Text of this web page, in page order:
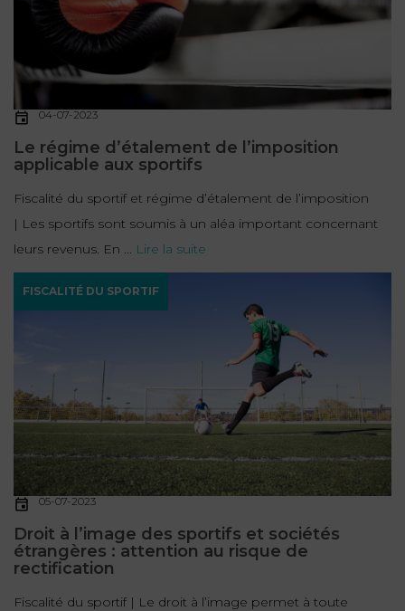
TOURISME
FONCTION
PUBLIQUE
PRÉJUDICE
CORPOREL
DROIT
DE
L’IMMIGRATION
L’URBANISME
04-07-2023
Le régime d’étalement de l’imposition
applicable aux sportifs
Fiscalité du sportif et régime d’étalement de l’imposition
| Les sportifs sont soumis à un aléa important concernant
leurs revenus. En ... Lire la suite
FISCALITÉ DU SPORTIF
05-07-2023
Droit à l’image des sportifs et sociétés
étrangères : attention au risque de
rectification
Fiscalité du sportif | Le droit à l’image permet à toute